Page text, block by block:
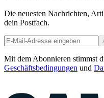
Die neuesten Nachrichten,
dein Postfach.
Mit dem Abonnieren stimmst
Geschäftsbedingungen und